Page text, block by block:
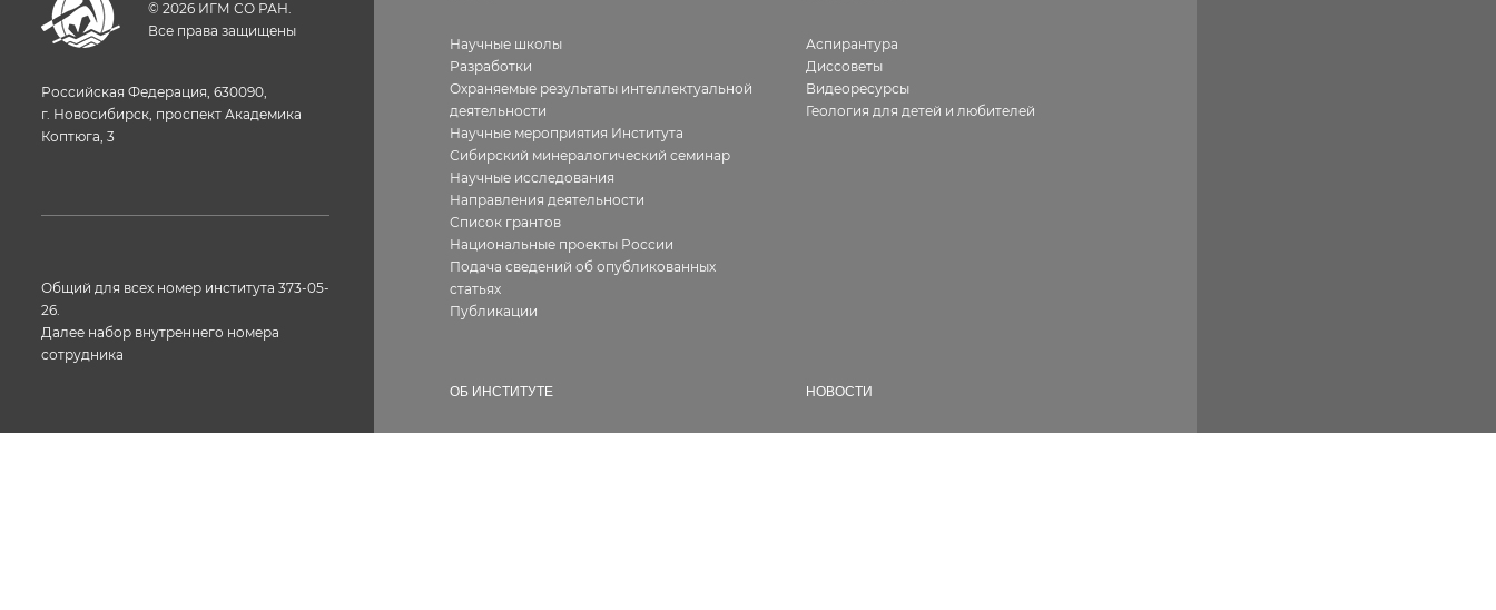
© 2026 ИГМ СО РАН.
Все права защищены
Российская Федерация, 630090,
г. Новосибирск, проспект Академика
Коптюга, 3
Общий для всех номер института 373-05-
26.
Далее набор внутреннего номера
сотрудника
Научные школы
Разработки
Охраняемые результаты интеллектуальной
деятельности
Научные мероприятия Института
Сибирский минералогический семинар
Научные исследования
Направления деятельности
Список грантов
Национальные проекты России
Подача сведений об опубликованных
статьях
Публикации
Аспирантура
Диссоветы
Видеоресурсы
Геология для детей и любителей
ОБ ИНСТИТУТЕ НОВОСТИ